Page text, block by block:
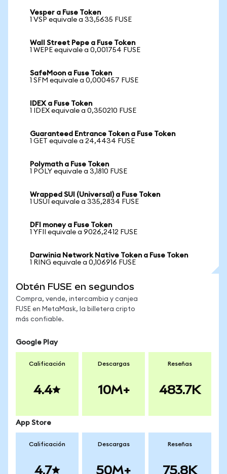
Vesper a Fuse Token
1 VSP equivale a 33,5635 FUSE
Wall Street Pepe a Fuse Token
1 WEPE equivale a 0,001754 FUSE
SafeMoon a Fuse Token
1 SFM equivale a 0,000457 FUSE
IDEX a Fuse Token
1 IDEX equivale a 0,350210 FUSE
Guaranteed Entrance Token a Fuse Token
1 GET equivale a 24,4434 FUSE
Polymath a Fuse Token
1 POLY equivale a 3,1810 FUSE
Wrapped SUI (Universal) a Fuse Token
1 USUI equivale a 335,2834 FUSE
DFI money a Fuse Token
1 YFII equivale a 9026,2412 FUSE
Darwinia Network Native Token a Fuse Token
1 RING equivale a 0,106916 FUSE
Obtén FUSE en segundos
Compra, vende, intercambia y canjea
FUSE en MetaMask, la billetera cripto
más confiable.
Google Play
Calificación
4.4
Descargas
10M+
Reseñas
483.7K
App Store
Calificación
4.7
Descargas
50M+
Reseñas
75.8K